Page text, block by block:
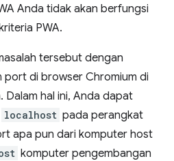
Anda tidak akan berfungsi
PWA.
tersebut dengan
port di browser Chromium di
hal ini, Anda dapat
localhost pada perangkat
apa pun dari komputer host
komputer pengembangan